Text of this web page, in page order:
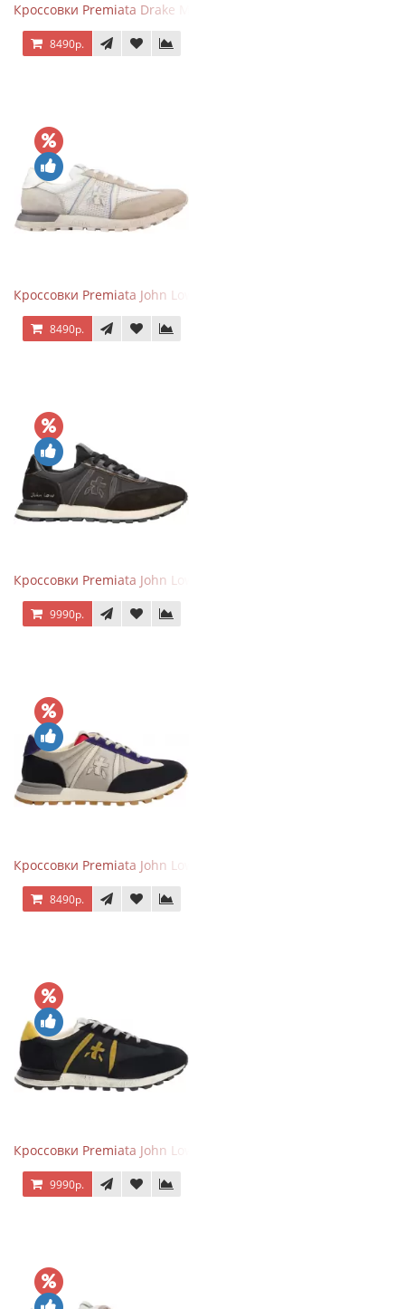
Кроссовки Premiata Drake Multi
8490р.
Кроссовки Premiata John Low Beige
8490р.
Кроссовки Premiata John Low черные
9990р.
Кроссовки Premiata John Low черные с серым
8490р.
Кроссовки Premiata John Low черные с желтым
9990р.